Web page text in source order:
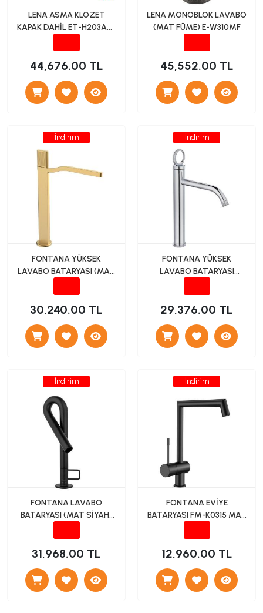
LENA ASMA KLOZET
KAPAK DAHİL ET-H203AS2
44,676.00 TL
LENA MONOBLOK LAVABO
(MAT FÜME) E-W310MF
45,552.00 TL
İndirim
FONTANA YÜKSEK
LAVABO BATARYASI (MAT
30,240.00 TL
İndirim
FONTANA YÜKSEK
LAVABO BATARYASI
29,376.00 TL
İndirim
FONTANA LAVABO
BATARYASI (MAT SİYAH)
31,968.00 TL
İndirim
FONTANA EVİYE
BATARYASI FM-K0315 MAT
12,960.00 TL